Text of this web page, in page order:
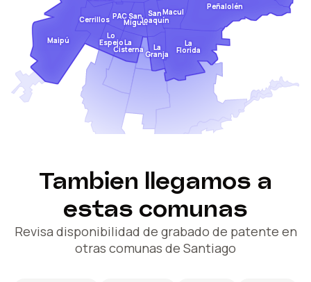
Maipú
Cerrillos
La
Cisterna
Lo
Espejo
PACSan
Miguel
La
Granja
San
Joaquín
Macul
La
Florida
Peñalolén
Tambien llegamos a
estas comunas
Revisa disponibilidad de grabado de patente en
otras comunas de Santiago